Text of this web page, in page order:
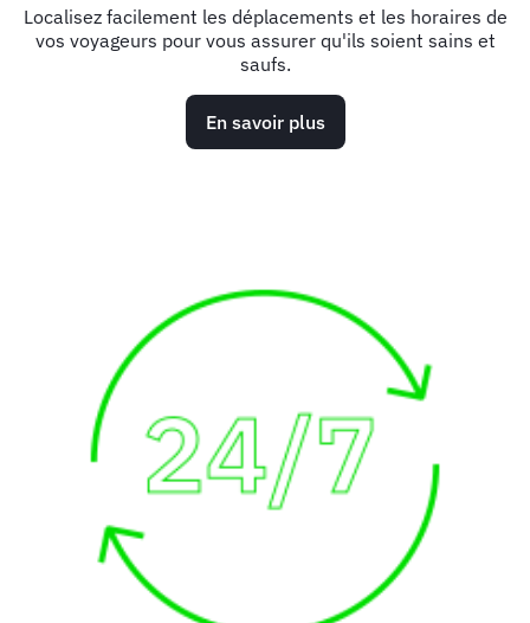
Localisez facilement les déplacements et les horaires de
vos voyageurs pour vous assurer qu'ils soient sains et
saufs.
En savoir plus